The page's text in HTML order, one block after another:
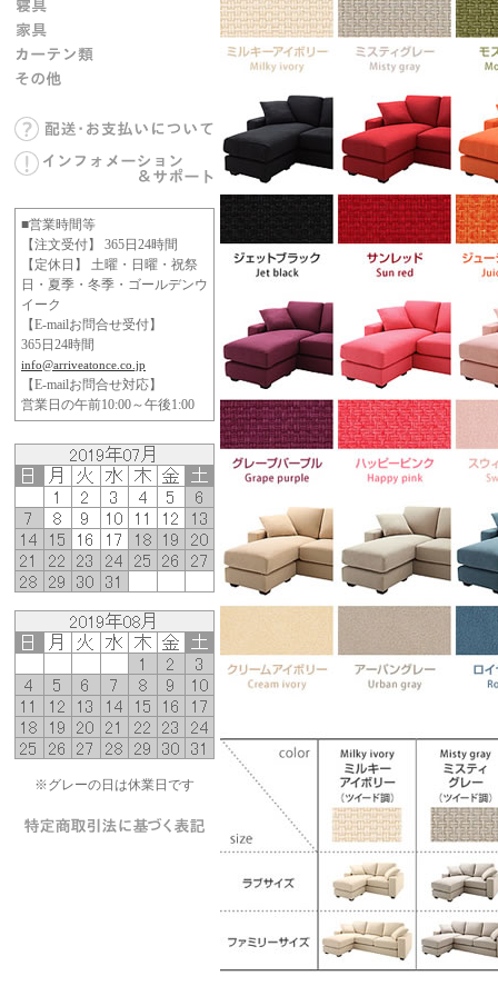
■営業時間等
【注文受付】 365日24時間
【定休日】 土曜・日曜・祝祭
日・夏季・冬季・ゴールデンウ
イーク
【E-mailお問合せ受付】
365日24時間
info@arriveatonce.co.jp
【E-mailお問合せ対応】
営業日の午前10:00～午後1:00
※グレーの日は休業日です